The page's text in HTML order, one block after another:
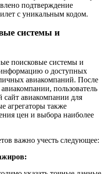
подтверждение
с уникальным кодом.
системы и
поисковые системы и
о доступных
авиакомпаний. После
пользователь
авиакомпании для
агрегаторы также
цен и выбора наиболее
важно учесть следующее: